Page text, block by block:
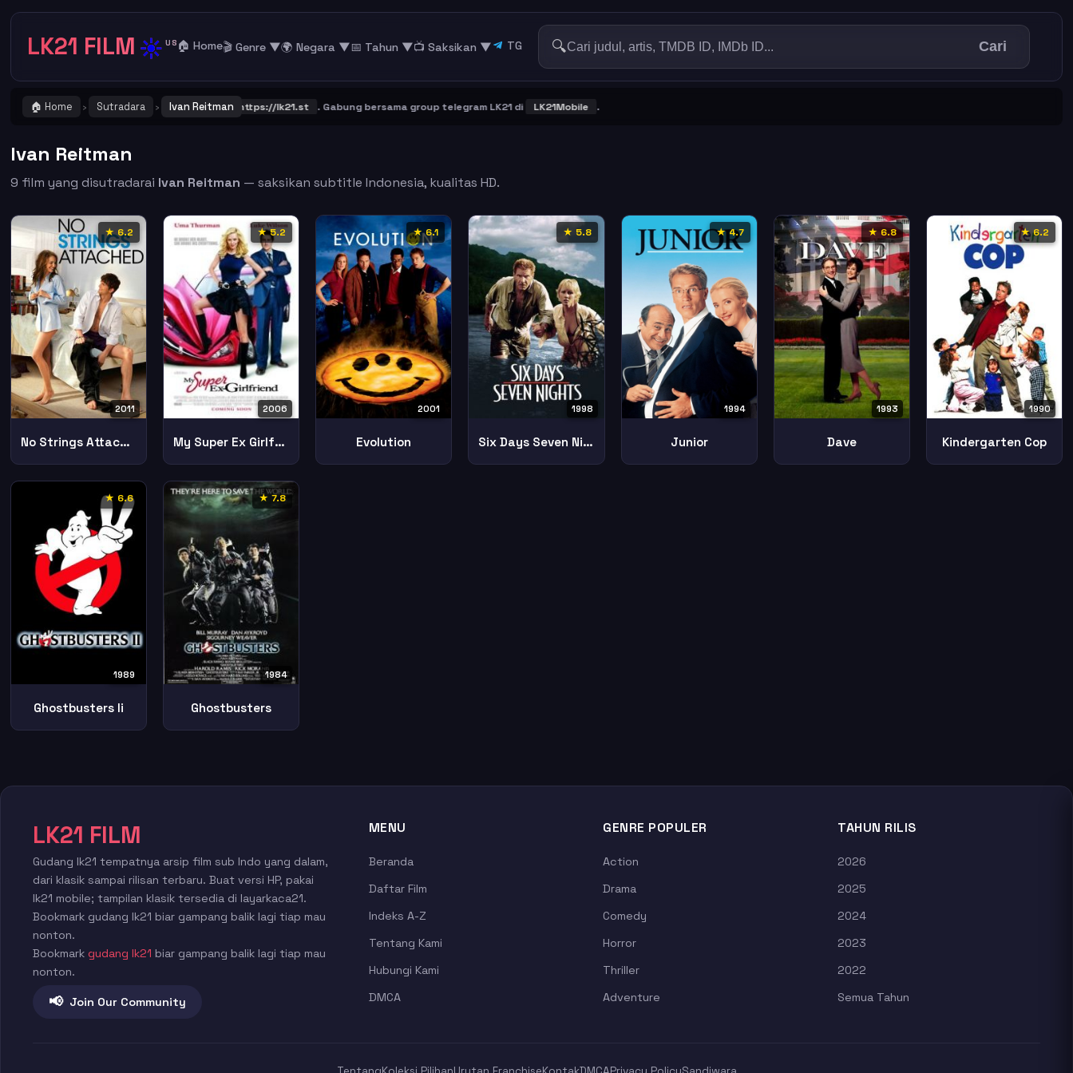
LK21 FILM ☀️ US 🏠 Home🎬 Genre ▼🌍 Negara ▼📅 Tahun ▼📺 Saksikan ▼ TG 🔍 Cari
🏠 Home › Sutradara › Ivan Reitman
! Catat dan Bookmark alamat URL LK21 https://lk21.st . Gabung bersama group telegram LK21 di LK21Mobile .
Ivan Reitman
9 film yang disutradarai Ivan Reitman — saksikan subtitle Indonesia, kualitas HD.
★ 6.2
2011
No Strings Attached
★ 5.2
2006
My Super Ex Girlfriend
★ 6.1
2001
Evolution
★ 5.8
1998
Six Days Seven Nights
★ 4.7
1994
Junior
★ 6.8
1993
Dave
★ 6.2
1990
Kindergarten Cop
★ 6.6
1989
Ghostbusters Ii
★ 7.8
1984
Ghostbusters
LK21 FILM
Gudang lk21 tempatnya arsip film sub Indo yang dalam,
dari klasik sampai rilisan terbaru. Buat versi HP, pakai
lk21 mobile; tampilan klasik tersedia di layarkaca21.
Bookmark gudang lk21 biar gampang balik lagi tiap mau
nonton.
Bookmark gudang lk21 biar gampang balik lagi tiap mau
nonton.
📢 Join Our Community
MENU
Beranda
Daftar Film
Indeks A-Z
Tentang Kami
Hubungi Kami
DMCA
GENRE POPULER
Action
Drama
Comedy
Horror
Thriller
Adventure
TAHUN RILIS
2026
2025
2024
2023
2022
Semua Tahun